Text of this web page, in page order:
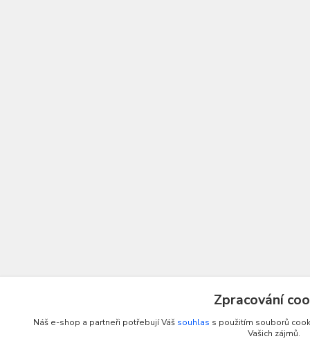
Zpracování
Náš e-shop a partneři potřebují Váš souhlas s použitím souborů
Vašich zájmů.